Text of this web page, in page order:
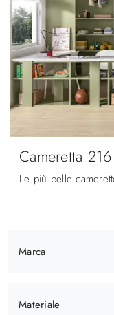
Marca
Materiale
Cameretta 216